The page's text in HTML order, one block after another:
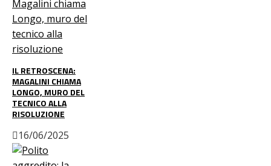
IL RETROSCENA:
MAGALINI CHIAMA
LONGO, MURO DEL
TECNICO ALLA
RISOLUZIONE
16/06/2025